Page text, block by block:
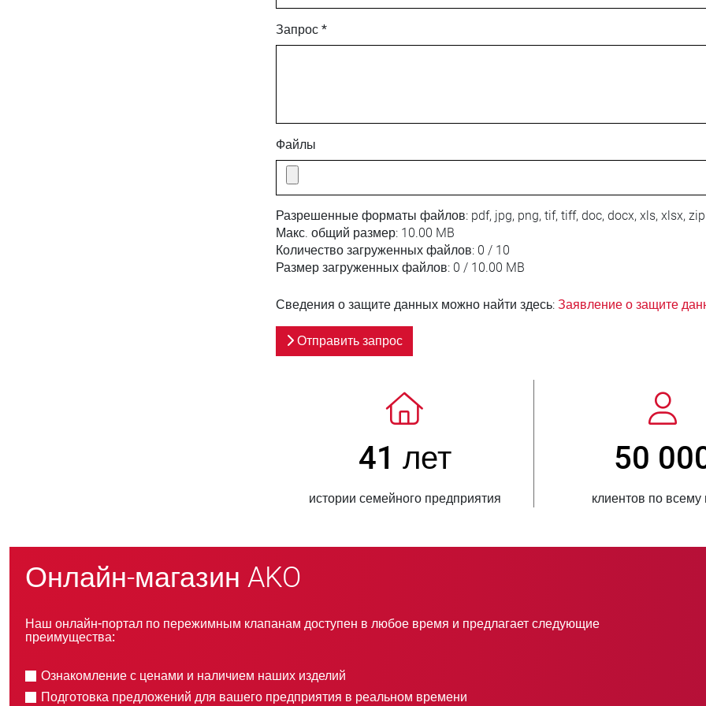
Запрос *
Файлы
Разрешенные форматы файлов: pdf, jpg, png, tif, tiff, doc, docx, xls, xlsx, zip
Макс. общий размер: 10.00 MB
Количество загруженных файлов: 0 / 10
Размер загруженных файлов: 0 / 10.00 MB
Сведения о защите данных можно найти здесь: Заявление о защите
Отправить запрос
> 3 500 000
проданных единиц продукции стран, куда
Онлайн-магазин AKO
Наш онлайн-портал по пережимным клапанам доступен в любое время и предлагает следующие
преимущества:
Ознакомление с ценами и наличием наших изделий
Подготовка предложений для вашего предприятия в реальном времени